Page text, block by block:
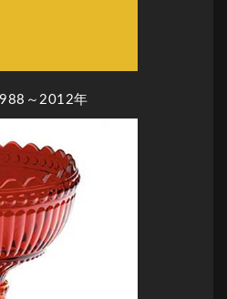
～2012年